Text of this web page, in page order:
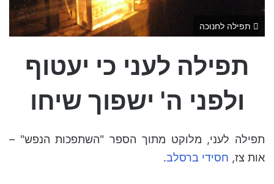
תפילה לחנוכה
תפילה לעני כי יעטוף
ולפני ה' ישפוך שיחו
תפילה לעני, מלוקט מתוך הספר "השתפכות הנפש" –
אות צז, חסידי ברסלב.